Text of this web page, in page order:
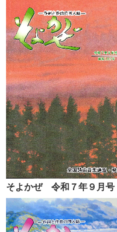
そよかぜ 令和７年９月号